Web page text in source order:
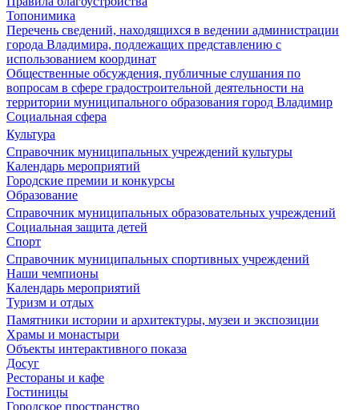
Топонимика
Перечень сведений, находящихся в ведении администрации
города Владимира, подлежащих представлению с
использованием координат
Общественные обсуждения, публичные слушания по
вопросам в сфере градостроительной деятельности на
территории муниципального образования город Владимир
Социальная сфера
Культура
Справочник муниципальных учреждений культуры
Календарь мероприятий
Городские премии и конкурсы
Образование
Справочник муниципальных образовательных учреждений
Социальная защита детей
Спорт
Справочник муниципальных спортивных учреждений
Наши чемпионы
Календарь мероприятий
Туризм и отдых
Памятники истории и архитектуры, музеи и экспозиции
Храмы и монастыри
Объекты интерактивного показа
Досуг
Рестораны и кафе
Гостиницы
Городское пространство